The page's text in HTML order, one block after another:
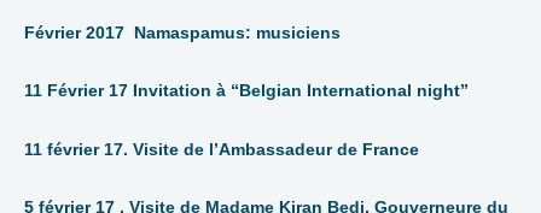
Février 2017 Namaspamus: musiciens
11 Février 17 Invitation à “Belgian International night”
11 février 17. Visite de l’Ambassadeur de France
5 février 17 . Visite de Madame Kiran Bedi, Gouverneure du